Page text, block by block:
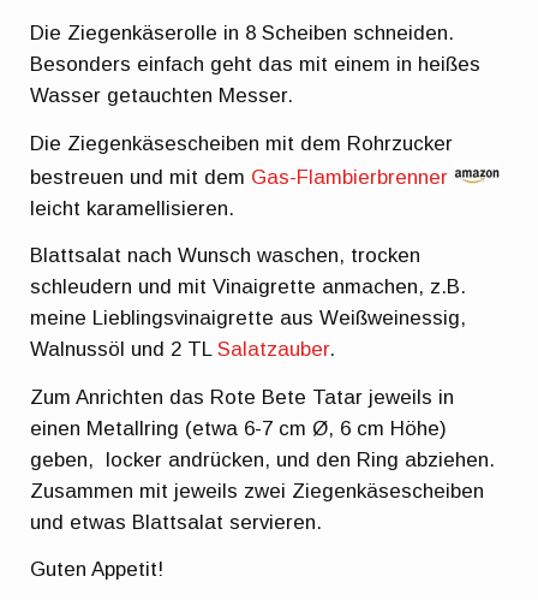
Die Ziegenkäserolle in 8 Scheiben schneiden.
Besonders einfach geht das mit einem in heißes
Wasser getauchten Messer.
Die Ziegenkäsescheiben mit dem Rohrzucker
bestreuen und mit dem Gas-Flambierbrenner
leicht karamellisieren.
Blattsalat nach Wunsch waschen, trocken
schleudern und mit Vinaigrette anmachen, z.B.
meine Lieblingsvinaigrette aus Weißweinessig,
Walnussöl und 2 TLSalatzauber.
Zum Anrichten das Rote Bete Tatar jeweils in
einen Metallring (etwa 6-7 cm Ø, 6 cm Höhe)
geben, locker andrücken, und den Ring abziehen.
Zusammen mit jeweils zwei Ziegenkäsescheiben
und etwas Blattsalat servieren.
Guten Appetit!